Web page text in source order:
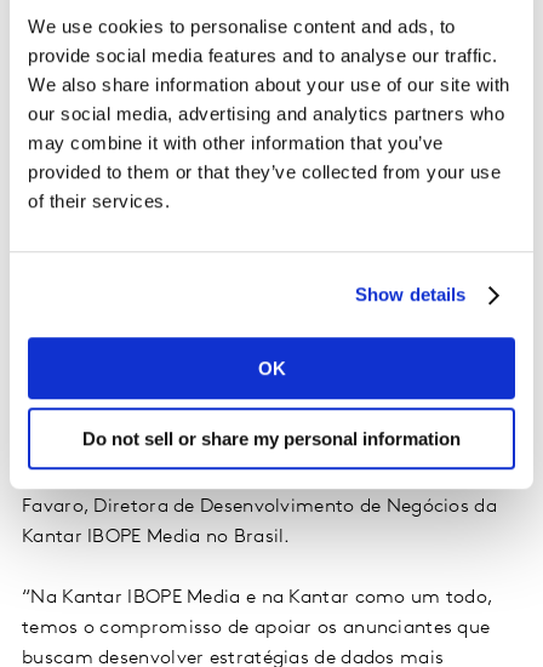
We use cookies to personalise content and ads, to
provide social media features and to analyse our traffic.
We also share information about your use of our site with
our social media, advertising and analytics partners who
may combine it with other information that you’ve
provided to them or that they’ve collected from your use
of their services.
Show details
OK
Do not sell or share my personal information
Porém, o maior desafio para as estratégias de
publicidade e de planejamento das marcas é definir o
perfil de seu público em todos os pontos de contato de
mídia (38%) e otimizar o budget (37%). Cerca de 30%
veem a falta de dados de alcance e frequência cross
mídia como um obstáculo em potencial.
estão sentindo um tipo de paralisia na hora de
entregar com grande eficiência, mais e mais impacto
nas estratégias criativas e de mídia. Tudo isso em um
cenário altamente competitivo”, explica Adriana
Favaro, Diretora de Desenvolvimento de Negócios da
Kantar IBOPE Media no Brasil.
“Na Kantar IBOPE Media e na Kantar como um todo,
temos o compromisso de apoiar os anunciantes que
buscam desenvolver estratégias de dados mais